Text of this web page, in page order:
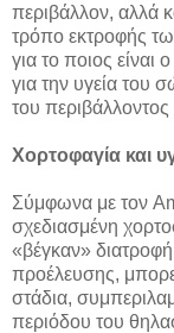
περιβάλλον, αλλά
τρόπο εκτροφής
για το ποιος είναι
για την υγεία του
του
Χορτοφαγία και
Σύμφωνα με τον
σχεδιασμένη
«βέγκαν»
προέλευσης,
στάδια,
περιόδου του